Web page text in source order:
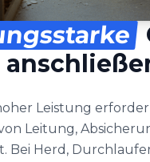
Leistung
Leitung,
Bei Herd,